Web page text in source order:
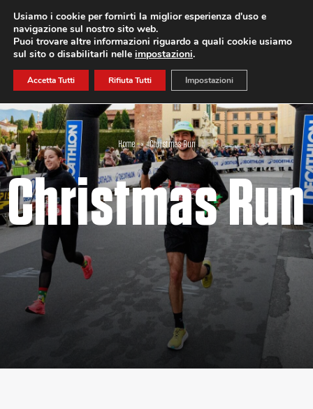
Home » Christmas Run
Christmas Run
Usiamo i cookie per fornirti la miglior esperienza d'uso e
navigazione sul nostro sito web.
Puoi trovare altre informazioni riguardo a quali cookie usiamo
sul sito o disabilitarli nelle impostazioni.
Accetta Tutti Rifiuta Tutti Impostazioni